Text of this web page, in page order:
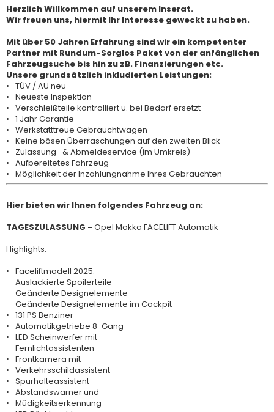
Herzlich Willkommen auf unserem Inserat.
Wir freuen uns, hiermit Ihr Interesse geweckt zu haben.
Mit über 50 Jahren Erfahrung sind wir ein kompetenter
Partner mit Rundum-Sorglos Paket von der anfänglichen
Fahrzeugsuche bis hin zu zB. Finanzierungen etc.
Unsere grundsätzlich inkludierten Leistungen:
TÜV / AU neu
Neueste Inspektion
Verschleißteile kontrolliert u. bei Bedarf ersetzt
1 Jahr Garantie
Werkstatttreue Gebrauchtwagen
Keine bösen Überraschungen auf den zweiten Blick
Zulassung- & Abmeldeservice (im Umkreis)
Aufbereitetes Fahrzeug
Möglichkeit der Inzahlungnahme Ihres Gebrauchten
Hier bieten wir Ihnen folgendes Fahrzeug an:
TAGESZULASSUNG - Opel Mokka FACELIFT Automatik
Highlights:
Faceliftmodell 2025:
Auslackierte Spoilerteile
Geänderte Designelemente
Geänderte Designelemente im Cockpit
131 PS Benziner
Automatikgetriebe 8-Gang
LED Scheinwerfer mit
Fernlichtassistenten
Frontkamera mit
Verkehrsschildassistent
Spurhalteassistent
Abstandswarner und
Müdigkeitserkennung